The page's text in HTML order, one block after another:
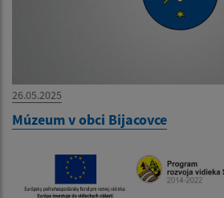
26.05.2025
Múzeum v obci Bijacovce